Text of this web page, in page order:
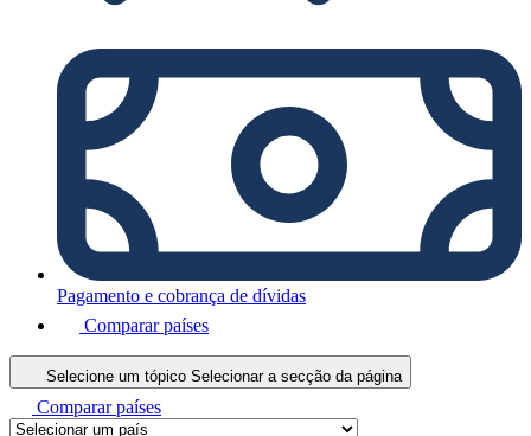
Pagamento e cobrança de dívidas
Comparar países
Selecione um tópico Selecionar a secção da página
Comparar países